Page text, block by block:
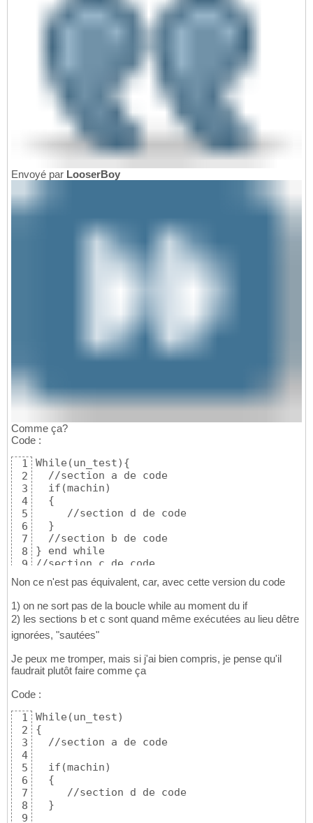
Envoyé par LooserBoy
Comme ça?
Code :
1
2
3
4
5
6
7
8
9
10
While(un_test){
  //section a de code
  if(machin)
  {
     //section d de code
  }
  //section b de code
} end while
//section c de code
Non ce n'est pas équivalent, car, avec cette version du code
1) on ne sort pas de la boucle while au moment du if
2) les sections b et c sont quand même exécutées au lieu dêtre
ignorées, "sautées"
Je peux me tromper, mais si j'ai bien compris, je pense qu'il
faudrait plutôt faire comme ça
Code :
1
2
3
4
5
6
7
8
9
While(un_test)
{
  //section a de code
  if(machin)
  {
     //section d de code
  }